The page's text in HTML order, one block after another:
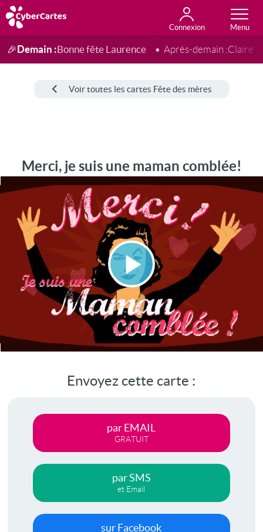
Connexion
Anniversaire
Fête du jour
Amour
Amitié
Merci
Toutes les cartes
🎉Demain :Bonne fête Laurence Après-demain :Claire
Voir toutes les cartes Fête des mères
Merci, je suis une maman comblée!
Lire
la
vidéo
Envoyez cette carte :
par EMAIL
GRATUIT
par SMS
et Email
sur Facebook